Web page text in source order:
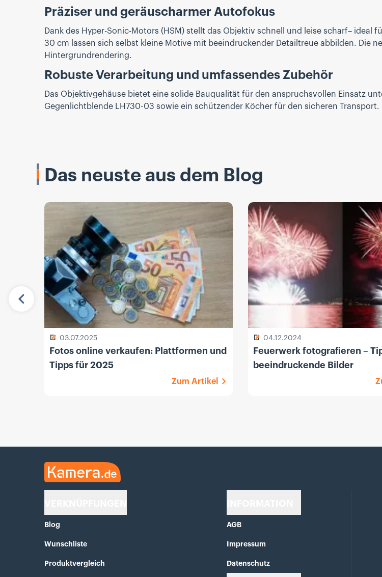
Präziser und geräuscharmer Autofokus
Dank des Hyper-Sonic-Motors (HSM) stellt das Objektiv schnell und leise scharf–
30 cm lassen sich selbst kleine Motive mit beeindruckender Detailtreue abbilden. Die
Hintergrundrendering.
Robuste Verarbeitung und umfassendes Zubehör
Das Objektivgehäuse bietet eine solide Bauqualität für den anspruchsvollen Einsatz
Gegenlichtblende LH730-03 sowie ein schützender Köcher für den sicheren Transport.
Das neuste aus dem Blog
Vorherige
03.07.2025
Fotos online verkaufen: Plattformen und
Tipps für 2025
Zum Artikel
04.12.2024
Feuerwerk fotografieren –
beeindruckende Bilder
Kamera.de
Blog
Wunschliste
Produktvergleich
AGB
Impressum
Datenschutz